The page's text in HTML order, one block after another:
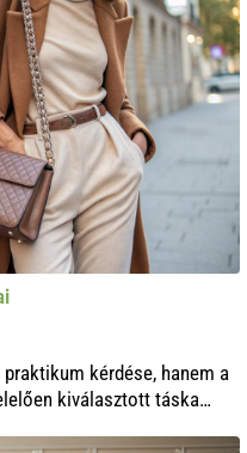
kérdése, hanem a
kiválasztott táska